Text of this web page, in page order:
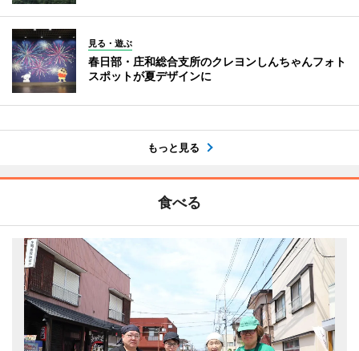
見る・遊ぶ
春日部・庄和総合支所のクレヨンしんちゃんフォト
スポットが夏デザインに
もっと見る
食べる